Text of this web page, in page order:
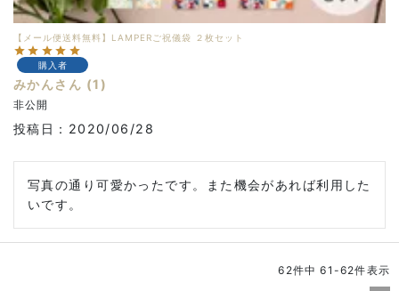
【メール便送料無料】LAMPERご祝儀袋 ２枚セット
購入者
みかん 1
非公開
投稿日 2020/06/28
写真の通り可愛かったです。また機会があれば利用した
いです。
62件中 61 -62件表示